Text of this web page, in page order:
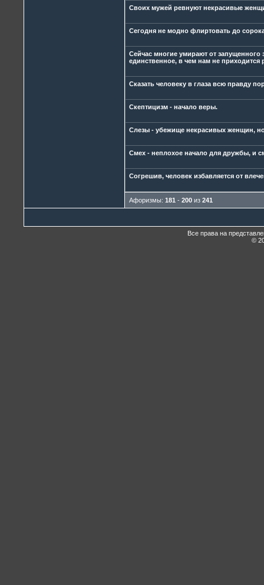
Своих мужей ревнуют некрасивые
Сегодня не модно флиртовать до
Сейчас многие умирают от
единственное, в чем нам не приходится
Сказать человеку в глаза всю правду
Скептицизм - начало веры.
Слезы - убежище некрасивых женщин,
Смех - неплохое начало для дружбы, и
Согрешив, человек избавляется от
Афоризмы: 181 - 200 из 241
Все права на
©